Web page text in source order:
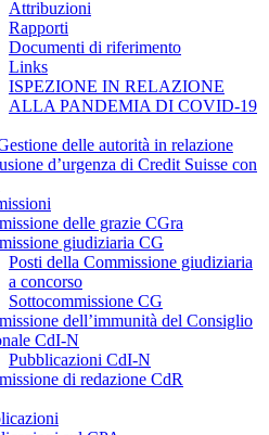
Attribuzioni
Rapporti
Documenti di riferimento
Links
ISPEZIONE IN RELAZIONE
ALLA PANDEMIA DI COVID-19
delle autorità in relazione
d’urgenza di Credit Suisse con
delle grazie CGra
giudiziaria CG
Posti della Commissione giudiziaria
a concorso
Sottocommissione CG
dell’immunità del Consiglio
CdI-N
Pubblicazioni CdI-N
di redazione CdR